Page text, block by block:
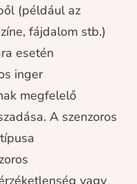
(például az
fájdalom stb.)
esetén
inger
megfelelő
A szenzoros